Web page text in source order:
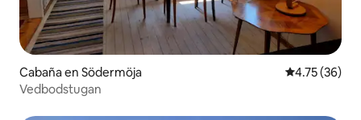
Cabaña en Södermöja Calificación
4.75 (36)
Vedbodstugan